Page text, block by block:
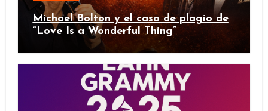
Michael Bolton y el caso de plagio de
“Love Is a Wonderful Thing”